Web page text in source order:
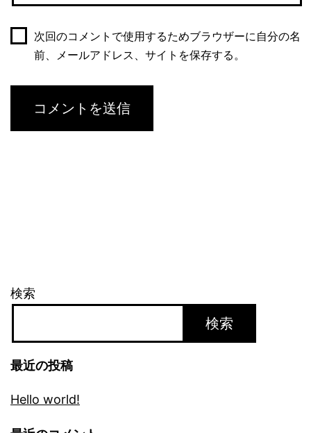
次回のコメントで使用するためブラウザーに自分の名
前、メールアドレス、サイトを保存する。
検索
検索
最近の投稿
Hello world!